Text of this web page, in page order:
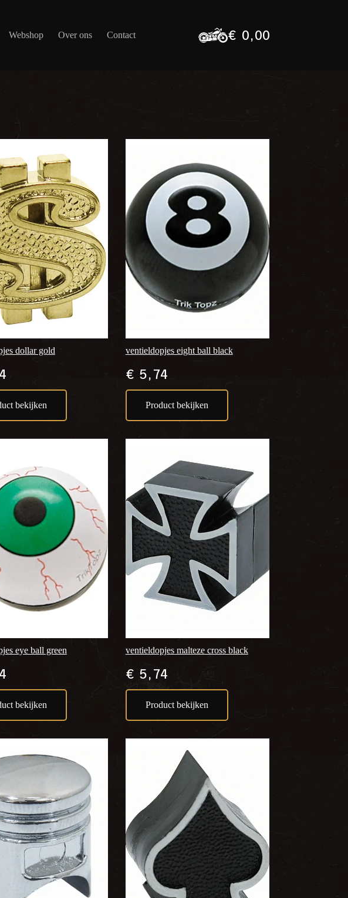
Webshop Over ons Contact Winkelwagen
€0,00
dollar gold
bekijken
ventieldopjes eight ball black
€5,74
Product bekijken
eye ball green
bekijken
ventieldopjes malteze cross black
€5,74
Product bekijken